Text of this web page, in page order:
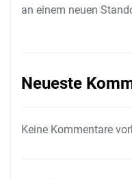
an einem neuen
Neueste
Keine Kommentare